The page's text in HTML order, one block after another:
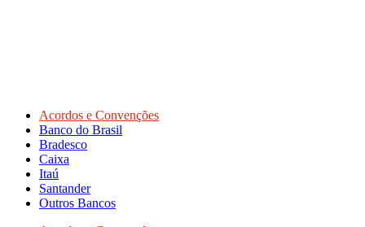
Acordos e Convenções
Banco do Brasil
Bradesco
Caixa
Itaú
Santander
Outros Bancos